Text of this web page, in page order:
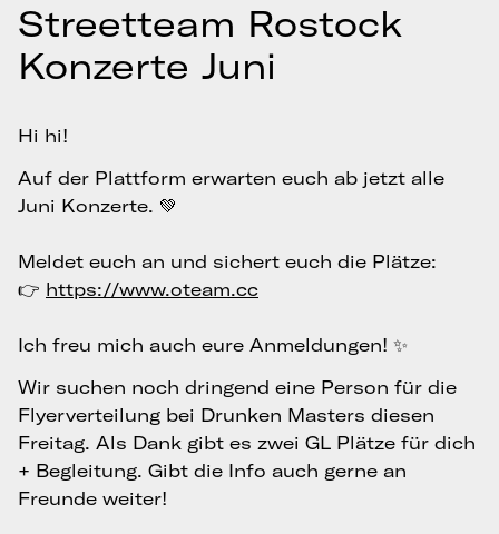
Streetteam Rostock
Konzerte Juni
Hi hi!
Auf der Plattform erwarten euch ab jetzt alle
Juni Konzerte. 💚
Meldet euch an und sichert euch die Plätze:
👉 https://www.oteam.cc
Ich freu mich auch eure Anmeldungen! ✨
Wir suchen noch dringend eine Person für die
Flyerverteilung bei Drunken Masters diesen
Freitag. Als Dank gibt es zwei GL Plätze für dich
+ Begleitung. Gibt die Info auch gerne an
Freunde weiter!